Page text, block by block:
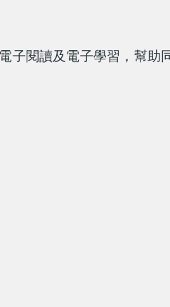
子閱讀及電子學習，幫助